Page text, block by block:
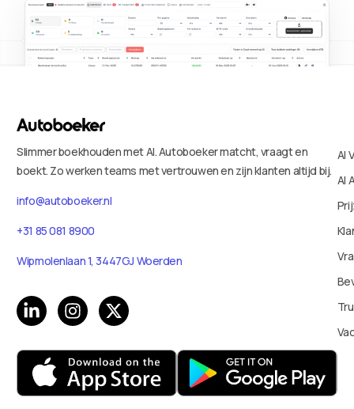
Slimmer boekhouden met AI. Autoboeker matcht, vraagt en
boekt. Zo werken teams met vertrouwen en zijn klanten altijd bij.
info@autoboeker.nl
+31 85 081 8900
Wipmolenlaan 1, 3447GJ Woerden
AI
AI